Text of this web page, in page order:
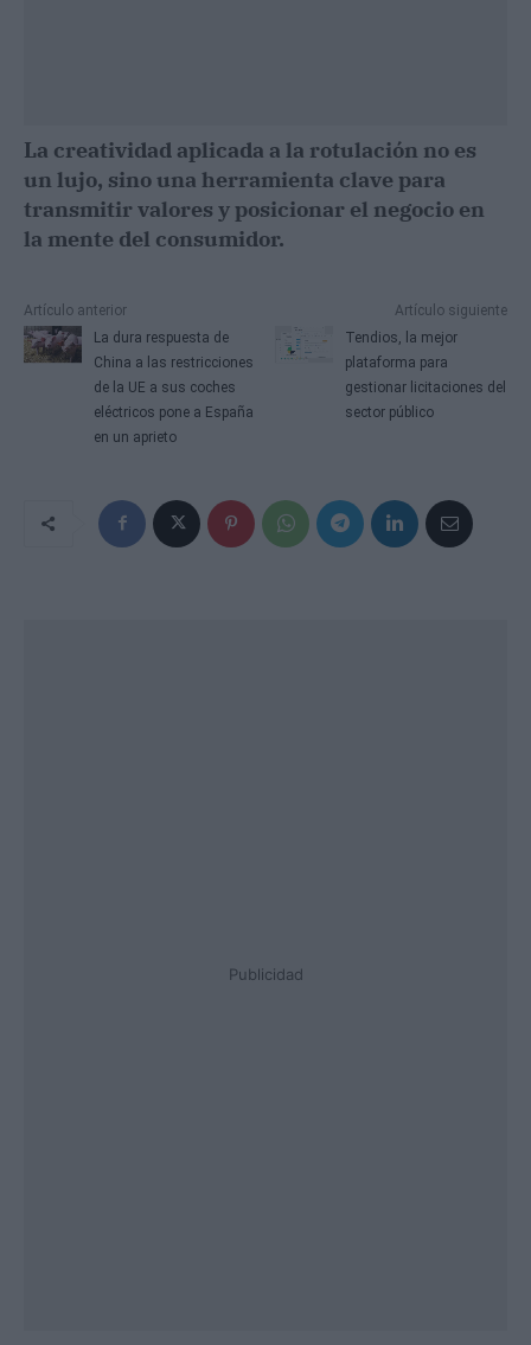
La creatividad aplicada a la rotulación no es
un lujo, sino una herramienta clave para
transmitir valores y posicionar el negocio en
la mente del consumidor.
Artículo anterior
La dura respuesta de
China a las restricciones
de la UE a sus coches
eléctricos pone a España
en un aprieto
Artículo siguiente
Tendios, la mejor
plataforma para
gestionar licitaciones del
sector público
Publicidad